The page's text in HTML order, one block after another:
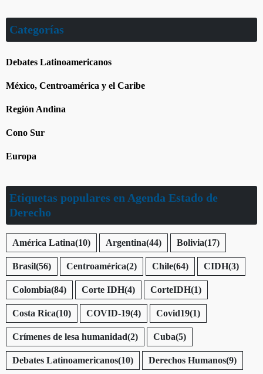
Categorías
Debates Latinoamericanos
México, Centroamérica y el Caribe
Región Andina
Cono Sur
Europa
Etiquetas populares en Agenda Estado de
Derecho
América Latina(10) Argentina(44) Bolivia(17)
Brasil(56) Centroamérica(2) Chile(64) CIDH(3)
Colombia(84) Corte IDH(4) CorteIDH(1)
Costa Rica(10) COVID-19(4) Covid19(1)
Crímenes de lesa humanidad(2) Cuba(5)
Debates Latinoamericanos(10) Derechos Humanos(9)